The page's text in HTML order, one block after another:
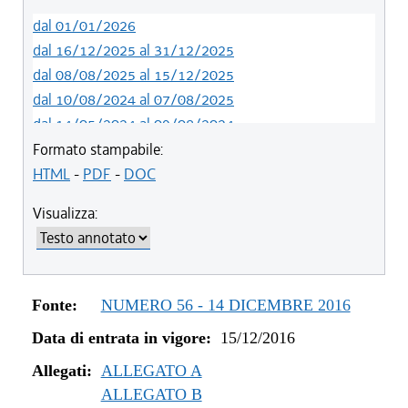
dal 01/01/2026
dal 16/12/2025 al 31/12/2025
dal 08/08/2025 al 15/12/2025
dal 10/08/2024 al 07/08/2025
dal 14/05/2024 al 09/08/2024
dal 01/01/2024 al 13/05/2024
dal 31/10/2023 al 31/12/2023
dal 07/03/2023 al 11/08/2023
dal 01/01/2023 al 06/03/2023
dal 09/08/2022 al 31/12/2022
dal 01/01/2022 al 08/08/2022
dal 06/11/2021 al 09/12/2021
dal 27/10/2021 al 05/11/2021
dal 20/05/2021 al 26/10/2021
Formato stampabile:
HTML- PDF - DOC
Visualizza:
Fonte:
NUMERO 56 - 14 DICEMBRE 2016
Data di entrata in vigore: 15/12/2016
Allegati: ALLEGATO A
ALLEGATO B